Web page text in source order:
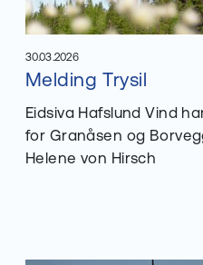
30.03.2026
Les mer om
Melding Trysil
Publisert:
Eidsiva Hafslund Vind
for Granåsen og
Helene von Hirsch